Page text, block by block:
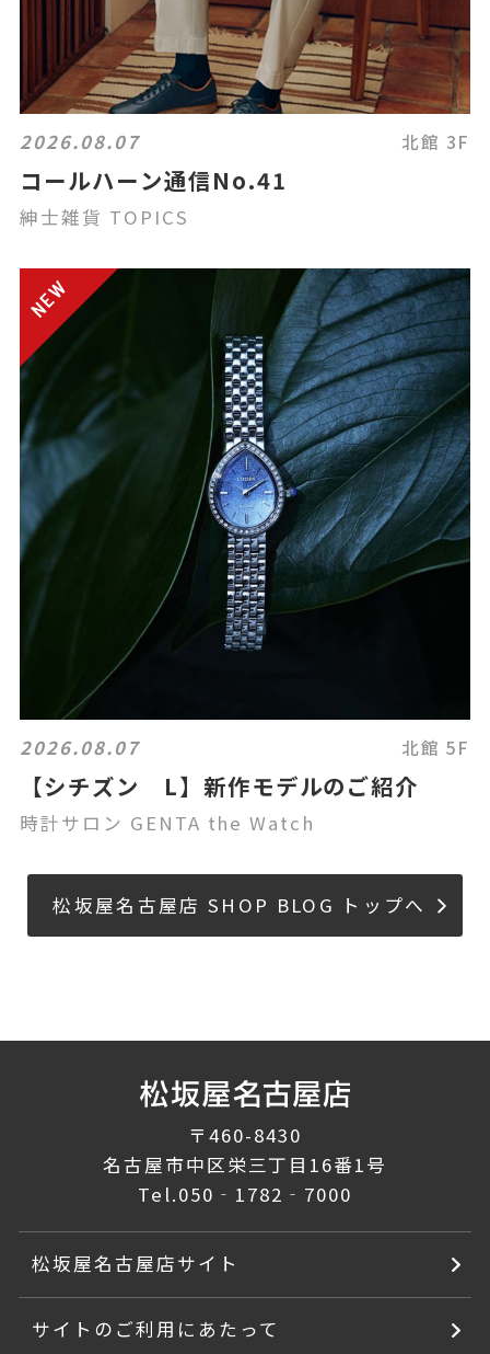
2026.08.07 北館 3F
コールハーン通信No.41
紳士雑貨 TOPICS
2026.08.07 北館 5F
【シチズン L】新作モデルのご紹介
時計サロン GENTA the Watch
松坂屋名古屋店 SHOP BLOG トップへ
〒460-8430
名古屋市中区栄三丁目16番1号
Tel.050‐1782‐7000
松坂屋名古屋店サイト
サイトのご利用にあたって